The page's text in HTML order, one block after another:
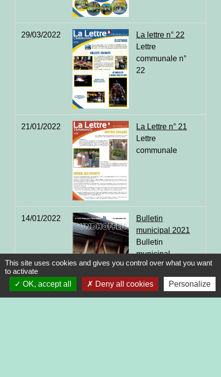
29/03/2022
La lettre n° 22
Lettre
communale n°
22
21/01/2022
La Lettre n° 21
Lettre
communale
14/01/2022
Bulletin
municipal 2021
Bulletin
municipal
d'information n°
49
This site uses cookies and gives you control over what you want
to activate
OK, accept all
Deny all cookies Personalize